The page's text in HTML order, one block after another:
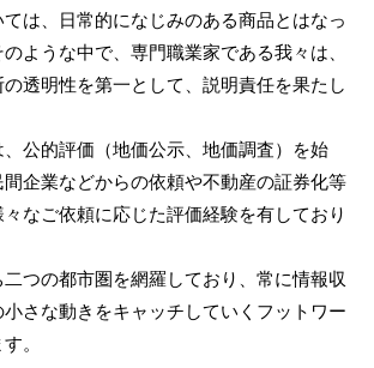
は、日常的になじみのある商品とはなっ
ような中で、専門職業家である我々は、
透明性を第一として、説明責任を果たし
公的評価（地価公示、地価調査）を始
企業などからの依頼や不動産の証券化等
なご依頼に応じた評価経験を有しており
つの都市圏を網羅しており、常に情報収
さな動きをキャッチしていくフットワー
。